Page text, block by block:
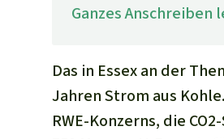
Ganzes Anschreiben
Das in Essex an der
Jahren Strom aus
RWE-Konzerns, die